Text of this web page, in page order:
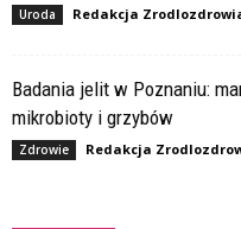
Uroda Redakcja
Badania jelit w Poznaniu:
mikrobioty i grzybów
Zdrowie Redakcja